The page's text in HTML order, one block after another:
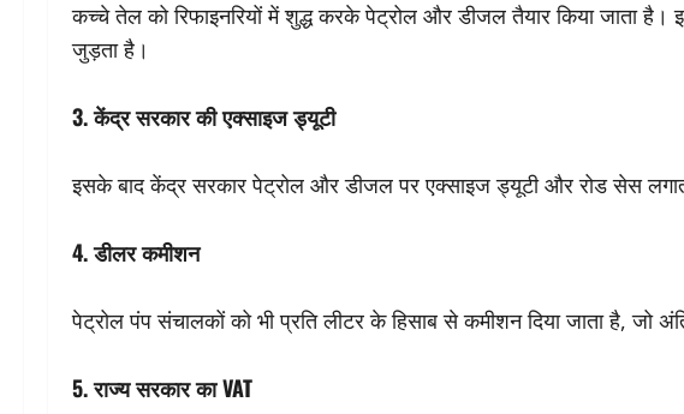
कच्चे तेल को रिफाइनरियों में शुद्ध करके पेट्रोल और डीजल तैयार किया जाता है।
जुड़ता है।
3. केंद्र सरकार की एक्साइज ड्यूटी
इसके बाद केंद्र सरकार पेट्रोल और डीजल पर एक्साइज ड्यूटी और रोड सेस
4. डीलर कमीशन
पेट्रोल पंप संचालकों को भी प्रति लीटर के हिसाब से कमीशन दिया जाता है, जो
5. राज्य सरकार का VAT